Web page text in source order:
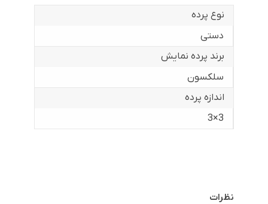
نوع پرده
دستی
برند پرده نمایش
سلکسون
اندازه پرده
3×3
نظرات